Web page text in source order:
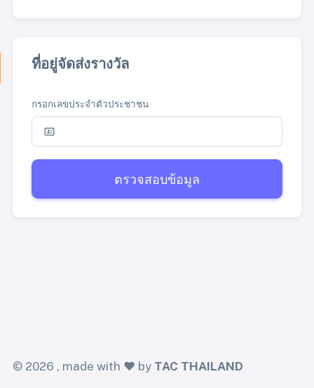
ที่อยู่จัดส่งรางวัล
กรอกเลขประจำตัวประชาชน
ตรวจสอบข้อมูล
© 2026 , made with ❤️ by TAC THAILAND